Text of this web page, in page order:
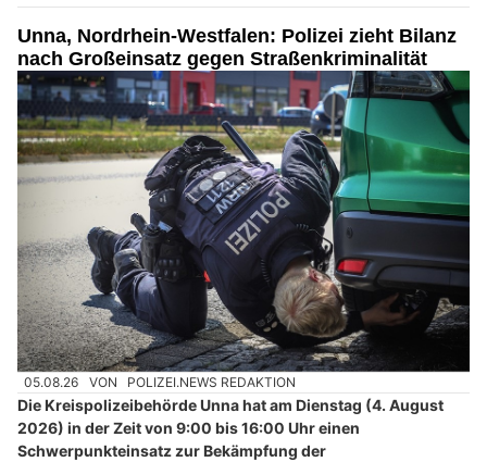
Unna, Nordrhein-Westfalen: Polizei zieht Bilanz
nach Großeinsatz gegen Straßenkriminalität
05.08.26 VON POLIZEI.NEWS REDAKTION
Die Kreispolizeibehörde Unna hat am Dienstag (4. August
2026) in der Zeit von 9:00 bis 16:00 Uhr einen
Schwerpunkteinsatz zur Bekämpfung der